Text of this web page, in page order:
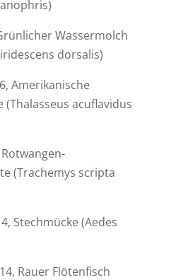
)
Wassermolch
dorsalis)
Amerikanische
(Thalasseus acuflavidus
(Trachemys scripta
Stechmücke (Aedes
Rauer Flötenfisch